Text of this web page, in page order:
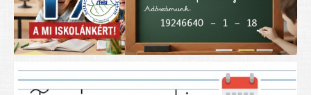
Igazgatói köszöntő
Iskolánkról
Tanáraink